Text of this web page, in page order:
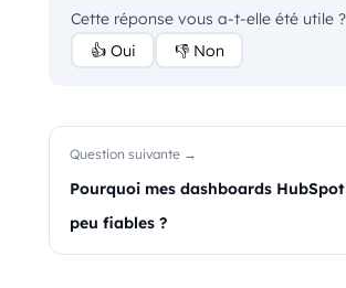
Cette réponse vous a-t-elle été utile ?
👍 Oui
👎 Non
Question suivante →
Pourquoi mes dashboards
peu fiables ?